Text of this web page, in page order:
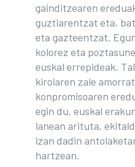
gainditzearen
guztiarentzat eta,
eta gazteentzat.
kolorez eta
euskal errepideak.
kirolaren zale
konpromisoaren
egin du, euskal
lanean arituta,
izan dadin
hartzean.